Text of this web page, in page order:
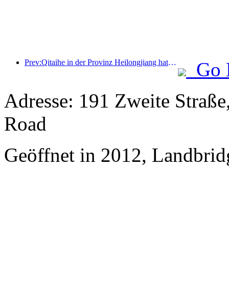
Prev:Qitaihe in der Provinz Heilongjiang hat die landesweit erste Verordnung zur Eis- und Schneeindustrie erlassen, die die Integration von KI in den Eis- und Schneesport fördert.
Go
Adresse: 191 Zweite
Road
Geöffnet in 2012,